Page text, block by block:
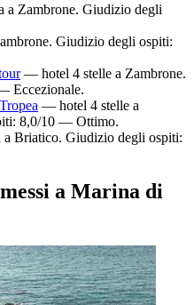
Zambrone. Giudizio degli
Giudizio degli ospiti:
— hotel 4 stelle a Zambrone.
Eccezionale.
— hotel 4 stelle a
8,0/10 — Ottimo.
Briatico. Giudizio degli ospiti:
a Marina di